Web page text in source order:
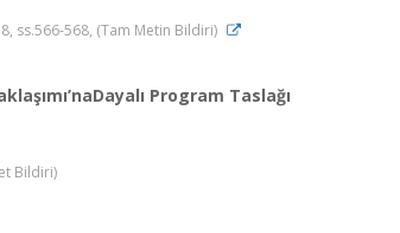
ss.566-568, (Tam Metin Bildiri)
Program Taslağı
Bildiri)